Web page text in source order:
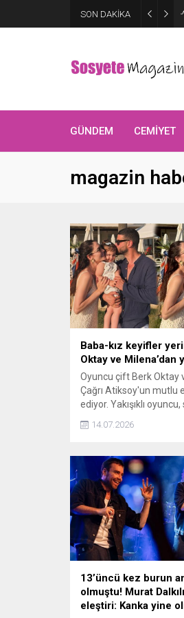
SON DAKİKA
GÜNDEM CEMİYET
magazin
Baba-kız keyifler
Oktay ve Milena’dan
Oyuncu çift Berk Oktay
Çağrı Atiksoy'un mutlu
ediyor. Yakışıklı oyuncu,
Instagram'dan paylaştı.
14.07.2026
13’üncü kez burun
olmuştu! Murat
eleştiri: Kanka yine